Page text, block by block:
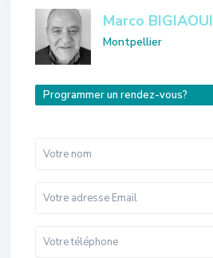
Marco BIGIAOUI
Montpellier
Programmer un rendez-vous?